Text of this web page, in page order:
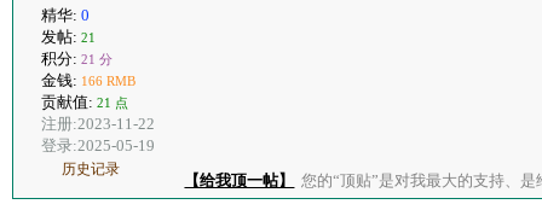
精华: 0
发帖: 21
积分: 21 分
金钱: 166 RMB
贡献值: 21 点
注册:2023-11-22
登录:2025-05-19
历史记录
【给我顶一帖】 您的“顶贴”是对我最大的支持、